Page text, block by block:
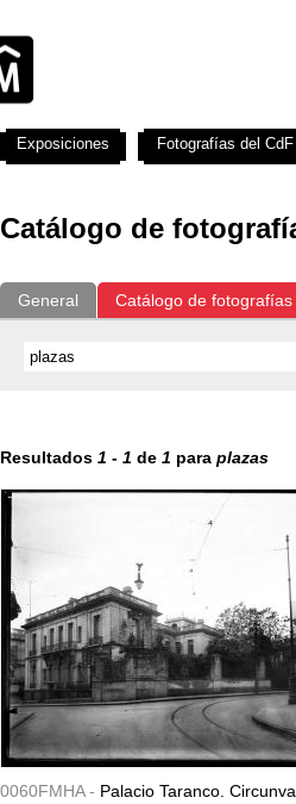
Catálogo de
General Catálogo de fotografías
Resultados 1 - 1 de 1 para plazas
0060FMHA - Palacio Taranco.
Exposiciones Fotografías del CdF